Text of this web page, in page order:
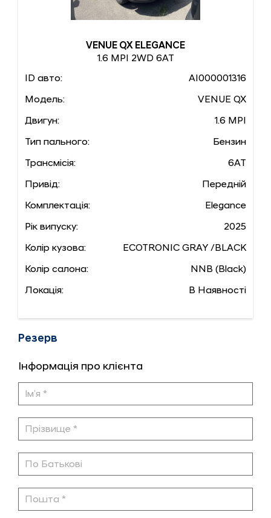
Резерв
Інформація про клієнта
VENUE QX ELEGANCE
1.6 MPI 2WD 6AT
ID авто: AI000001316
Модель: VENUE QX
Двигун: 1.6 MPI
Тип пального: Бензин
Трансмісія: 6AT
Привід: Передній
Комплектація: Elegance
Рік випуску: 2025
Колір кузова: ECOTRONIC GRAY /BLACK
Колір салона: NNB (Black)
Локація: В Наявності